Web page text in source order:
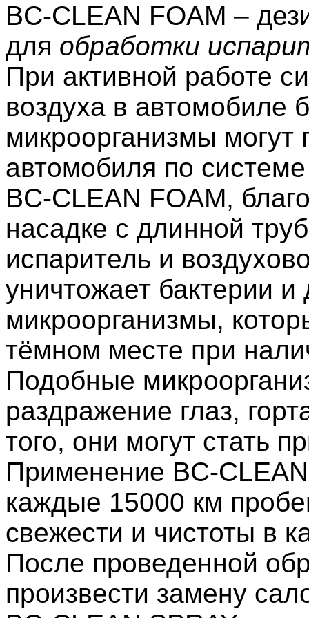
BC-CLEAN FOAM –
для обработки
При активной работе
воздуха в автомобиле
микроорганизмы могут
автомобиля по
BC-CLEAN FOAM,
насадке с длинной
испаритель и
уничтожает бактерии
микроорганизмы,
тёмном месте при
Подобные
раздражение глаз,
того, они могут стать
Применение BC-
каждые 15000 км
свежести и чистоты в
После проведенной
произвести замену